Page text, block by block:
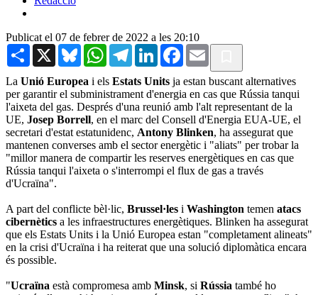
Publicat el 07 de febrer de 2022 a les 20:10
Share X BlueskyWhatsAppTelegramLinkedInFacebook
Email
La Unió Europea i els Estats Units ja estan buscant alternatives
per garantir el subministrament d'energia en cas que Rússia tanqui
l'aixeta del gas. Després d'una reunió amb l'alt representant de la
UE, Josep Borrell, en el marc del Consell d'Energia EUA-UE, el
secretari d'estat estatunidenc, Antony Blinken, ha assegurat que
mantenen converses amb el sector energètic i "aliats" per trobar la
"millor manera de compartir les reserves energètiques en cas que
Rússia tanqui l'aixeta o s'interrompi el flux de gas a través
d'Ucraïna".
A part del conflicte bèl·lic, Brussel·les i Washington temen atacs
cibernètics a les infraestructures energètiques. Blinken ha assegurat
que els Estats Units i la Unió Europea estan "completament alineats"
en la crisi d'Ucraïna i ha reiterat que una solució diplomàtica encara
és possible.
"Ucraïna està compromesa amb Minsk, si Rússia també ho